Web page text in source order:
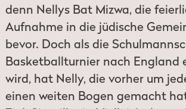
denn Nellys Bat Mizwa, die
Aufnahme in die jüdische
bevor. Doch als die
Basketballturnier nach England
wird, hat Nelly, die vorher um
einen weiten Bogen gemacht